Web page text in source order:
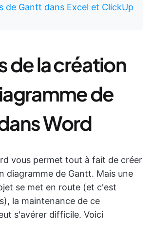
de Gantt dans Excel et ClickUp
de la création
de
Word
vous permet tout à fait de créer
diagramme de Gantt. Mais une
se met en route (et c'est
la maintenance de ce
s'avérer difficile. Voici